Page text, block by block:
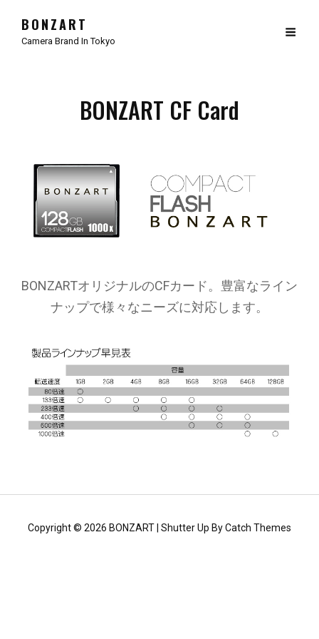
BONZART
Camera Brand In Tokyo
BONZART CF Card
BONZARTオリジナルのCFカード。豊富なライン
ナップで様々なニーズに対応します。
Copyright © 2026 BONZART Shutter Up ByCatch Themes